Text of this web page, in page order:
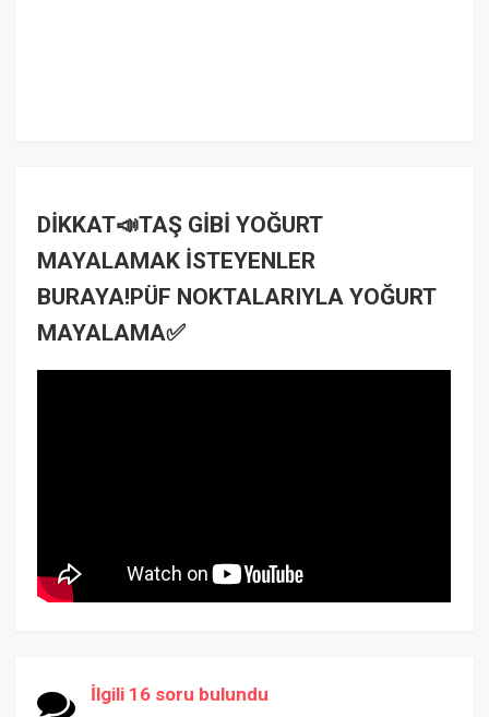
DİKKAT📣TAŞ GİBİ YOĞURT
MAYALAMAK İSTEYENLER
BURAYA!PÜF NOKTALARIYLA YOĞURT
MAYALAMA✅
İlgili 16 soru bulundu